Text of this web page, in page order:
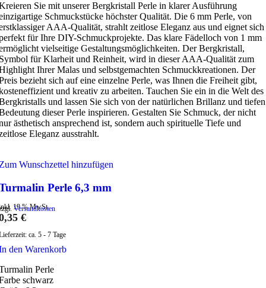
Sie mit unserer Bergkristall Perle in klarer Ausführung
Schmuckstücke höchster Qualität. Die 6 mm Perle, von
AAA-Qualität, strahlt zeitlose Eleganz aus und eignet sich
für Ihre DIY-Schmuckprojekte. Das klare Fädelloch von 1 mm
vielseitige Gestaltungsmöglichkeiten. Der Bergkristall,
für Klarheit und Reinheit, wird in dieser AAA-Qualität zum
Ihrer Malas und selbstgemachten Schmuckkreationen. Der
bezieht sich auf eine einzelne Perle, was Ihnen die Freiheit gibt,
und kreativ zu arbeiten. Tauchen Sie ein in die Welt des
und lassen Sie sich von der natürlichen Brillanz und tiefen
dieser Perle inspirieren. Gestalten Sie Schmuck, der nicht
ästhetisch ansprechend ist, sondern auch spirituelle Tiefe und
Eleganz ausstrahlt.
Wunschzettel hinzufügen
Perle 6,3 mm
19 % MwSt.
Versandkosten
€
ca. 5 - 7 Tage
den Warenkorb
Perle
schwarz